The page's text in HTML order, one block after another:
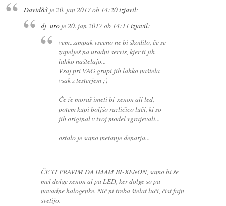
David83je 20. jan 2017 ob 14:20izjavil:
dj_uro je20. jan 2017 ob 14:11 izjavil:
vem...ampak vseeno ne bi škodilo, če se
zapelješ na uradni servis, kjer ti jih
lahko naštelajo...
Vsaj pri VAG grupi jih lahko naštela
vsak z testerjem ;)
Če že moraš imeti bi-xenon ali led,
potem kupi boljšo različico luči, ki so
jih original v tvoj model vgrajevali...
ostalo je samo metanje denarja...
ČE TI PRAVIM DA IMAM BI-XENON, samo bi še
mel dolge xenon al pa LED, ker dolge so pa
navadne halogenke. Nič ni treba štelat luči, čist fajn
svetijo.